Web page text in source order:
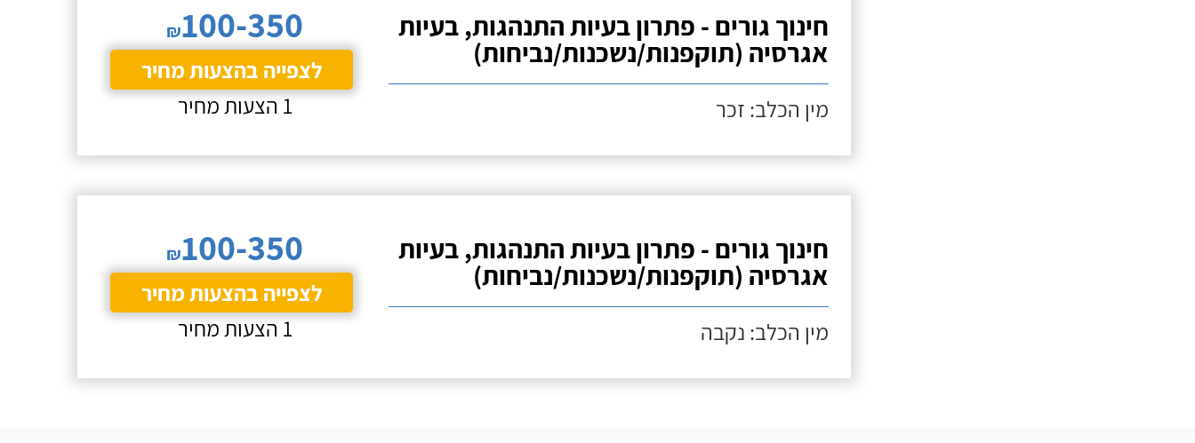
חינוך גורים - פתרון בעיות התנהגות, בעיות
אגרסיה (תוקפנות/נשכנות/נביחות)
מין הכלב: זכר
₪100-350
לצפייה בהצעות מחיר
1 הצעות מחיר
חינוך גורים - פתרון בעיות התנהגות, בעיות
אגרסיה (תוקפנות/נשכנות/נביחות)
מין הכלב: נקבה
₪100-350
לצפייה בהצעות מחיר
1 הצעות מחיר